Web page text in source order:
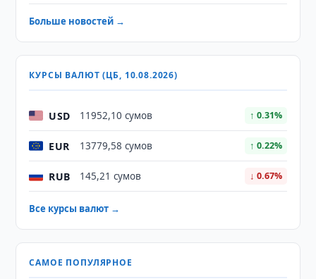
Больше новостей →
КУРСЫ ВАЛЮТ (ЦБ, 10.08.2026)
USD 11952,10 сумов ↑ 0.31%
EUR 13779,58 сумов ↑ 0.22%
RUB 145,21 сумов ↓ 0.67%
Все курсы валют →
САМОЕ ПОПУЛЯРНОЕ